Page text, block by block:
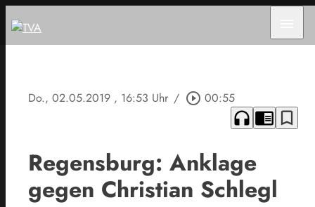
Do., 02.05.2019 , 16:53 Uhr / play_circle_outline 00:55
headphones chrome_reader_mode bookmark_border
Regensburg: Anklage
gegen Christian Schlegl